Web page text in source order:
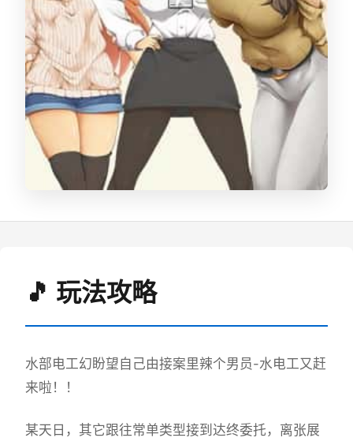
🎵 玩法攻略
水部电工幻盼望自己由接案里辣个男员-水电工又赶
来啦！！
某天日，其它跟往常单类型接到达终委托，离张展